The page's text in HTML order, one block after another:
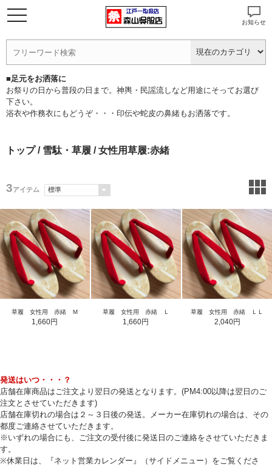
お知らせ
■足元をお洒落に
お祭りの日から普段の日まで。神輿・民謡流しなど用途にそってお選び
下さい。
浴衣や作務衣にもどうぞ・・・印伝や蛇皮の鼻緒もお洒落です。
トップ/ 雪駄・草履 / 女性用草履:赤緒
3アイテム
草履 女性用 赤緒 Ｍ
1,660円
草履 女性用 赤緒 Ｌ
1,660円
草履 女性用 赤緒 ＬＬ
2,040円
発送はいつ・・・？
店舗在庫商品はご注文より翌日の発送となります。(PM4:00以降は翌日のご
注文とさせていただきます)
店舗在庫切れの場合は２～３日後の発送。メーカー在庫切れの場合は、その
都度ご連絡させていただきます。
※いずれの場合にも、ご注文の受付後に発送日のご連絡をさせていただきま
す。
※休業日は、『ネット営業カレンダー』（サイドメニュー）をご覧くださ